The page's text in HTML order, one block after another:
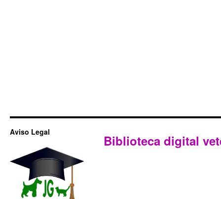
Aviso Legal
Biblioteca digital